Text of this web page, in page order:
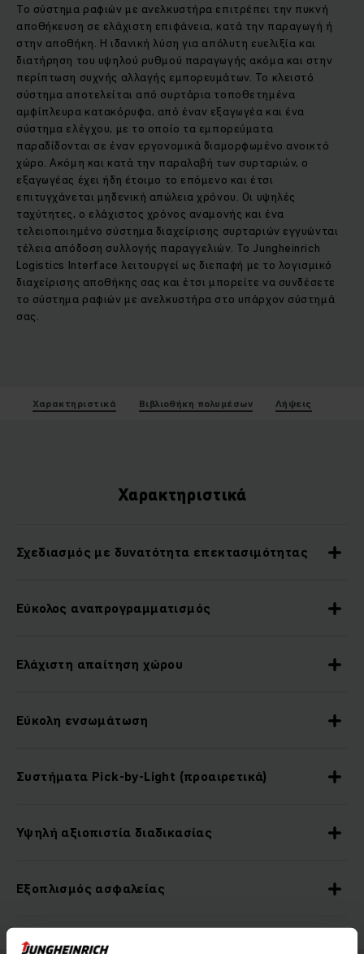
Το σύστημα ραφιών με ανελκυστήρα επιτρέπει την πυκνή
αποθήκευση σε ελάχιστη επιφάνεια, κατά την παραγωγή ή
στην αποθήκη. Η ιδανική λύση για απόλυτη ευελιξία και
διατήρηση του υψηλού ρυθμού παραγωγής ακόμα και στην
περίπτωση συχνής αλλαγής εμπορευμάτων. Το κλειστό
σύστημα αποτελείται από συρτάρια τοποθετημένα
αμφίπλευρα κατακόρυφα, από έναν εξαγωγέα και ένα
σύστημα ελέγχου, με το οποίο τα εμπορεύματα
παραδίδονται σε έναν εργονομικά διαμορφωμένο ανοικτό
χώρο. Ακόμη και κατά την παραλαβή των συρταριών, ο
εξαγωγέας έχει ήδη έτοιμο το επόμενο και έτσι
επιτυγχάνεται μηδενική απώλεια χρόνου. Οι υψηλές
ταχύτητες, ο ελάχιστος χρόνος αναμονής και ένα
τελειοποιημένο σύστημα διαχείρισης συρταριών εγγυώνται
τέλεια απόδοση συλλογής παραγγελιών. Το Jungheinrich
Logistics Interface λειτουργεί ως διεπαφή με το λογισμικό
διαχείρισης αποθήκης σας και έτσι μπορείτε να συνδέσετε
το σύστημα ραφιών με ανελκυστήρα στο υπάρχον σύστημά
σας.
Χαρακτηριστικά Βιβλιοθήκη πολυμέσων Λήψεις
Χαρακτηριστικά
Σχεδιασμός με δυνατότητα επεκτασιμότητας
Εύκολος αναπρογραμματισμός
Ελάχιστη απαίτηση χώρου
Εύκολη ενσωμάτωση
Συστήματα Pick-by-Light (προαιρετικά)
Υψηλή αξιοπιστία διαδικασίας
Εξοπλισμός ασφαλείας